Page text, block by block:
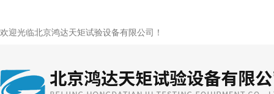
欢迎光临北京鸿达天矩试验设备有限公司！